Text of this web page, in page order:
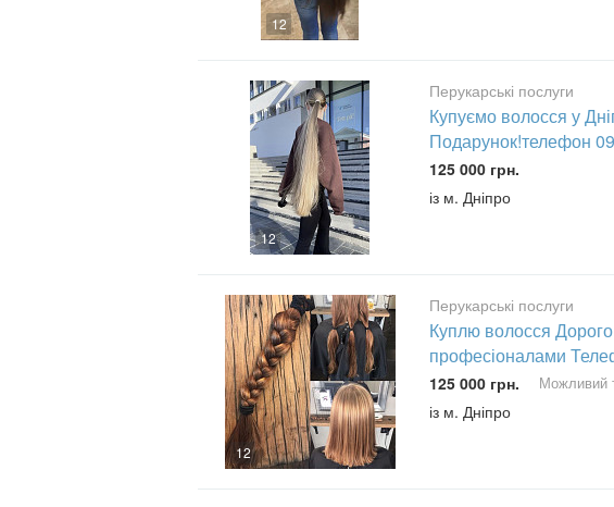
12
12
Перукарські послуги
Купуємо волосся у
Подарунок!телефон
125 000 грн.
із м. Дніпро
12
Перукарські послуги
Куплю волосся
професіоналами
125 000 грн. Можливий
із м. Дніпро